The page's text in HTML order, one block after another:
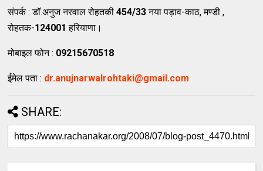
संपर्क : डॉ.अनुज नरवाल रोहतकी 454/33नया पड़ाव-काठ, मण्डी ,
रोहतक-124001हरियाणा।
मोबाइल फोन : 09215670518
ईमेल पता : dr.anujnarwalrohtaki@gmail.com
SHARE: